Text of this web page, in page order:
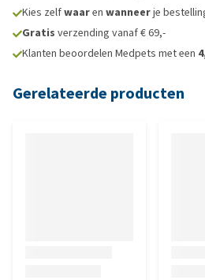
Kies zelfwaaren wanneerje
Gratis verzending vanaf € 69,-
Klanten beoordelen Medpets met een
Gerelateerde producten